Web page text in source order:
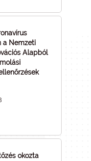
a Nemzeti
Alapból
okozta